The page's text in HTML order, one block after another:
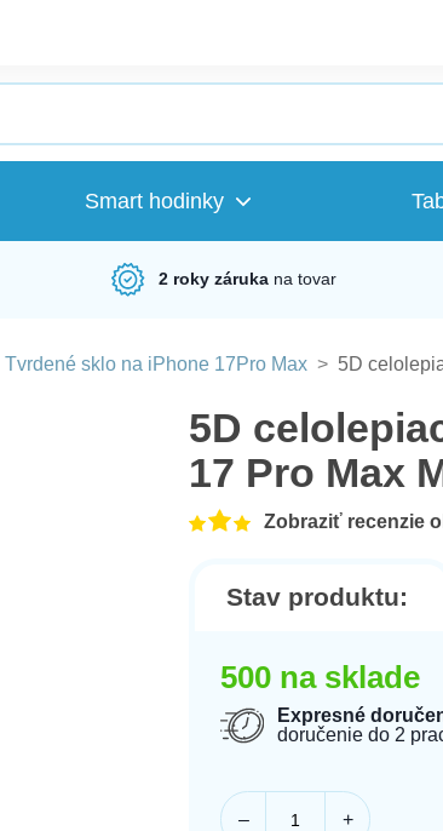
Smart hodinky
2 roky záruka na tovar
Tvrdené sklo na iPhone 17Pro Max > 5D
5D
17 Pro Max
Zobraziť recenzie
Stav produktu:
500 na sklade
Expresné
doručenie do 2
– +